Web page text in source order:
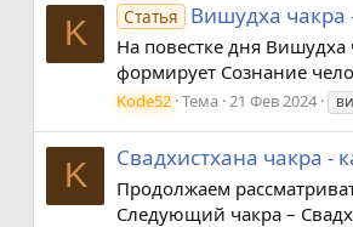
K Статья Вишудха чакра
На повестке дня
формирует Сознание
Kode52 Тема 21 Фев 2024
K Свадхистхана чакра -
Продолжаем
Следующий чакра –